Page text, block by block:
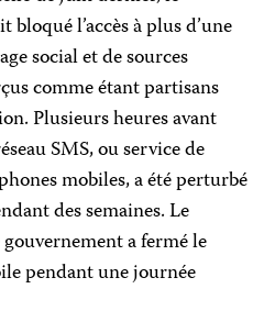
l’accès à plus d’une
social et de sources
comme étant partisans
Plusieurs heures avant
SMS, ou service de
mobiles, a été perturbé
des semaines. Le
a fermé le
pendant une journée